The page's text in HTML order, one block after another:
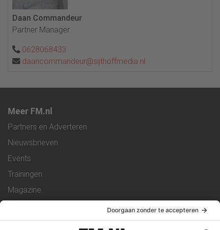
Daan Commandeur
Partner Manager
0628068433
daancommandeur@sijthoffmedia.nl
Meer FM.nl
Partners en Adverteren
Nieuwsbrieven
Events
Trainingen
Magazine
Service & Contact